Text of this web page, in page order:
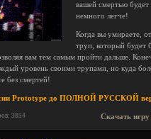
вашей смертью будет
немного легче!
Когда вы умираете,
труп, который будет
вам тем самым пройти дальше.
уровень своими трупами, но куда
без смертей!
Prototype до ПОЛНОЙ РУССКОЙ
Скачать
3854